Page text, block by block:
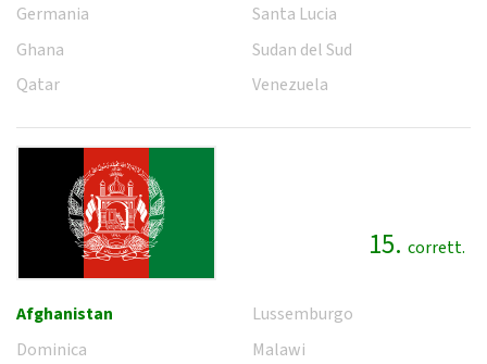
Germania
Ghana
Qatar
Santa Lucia
Sudan del Sud
Venezuela
15. corrett.
Afghanistan
Dominica
Lussemburgo
Malawi